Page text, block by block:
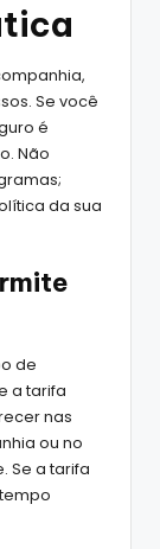
Se você
é
Não
da sua
de
a tarifa
nas
ou no
Se a tarifa